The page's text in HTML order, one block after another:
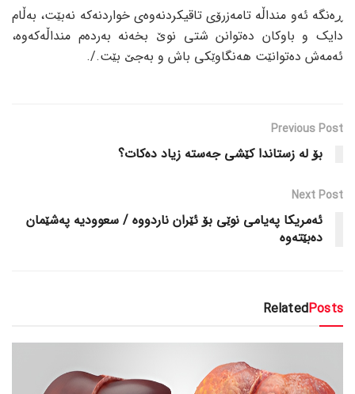
ڕەنگە ئەو منداڵە تامەزرۆی تاقیکردنەوەی خواردنەکە نەبێت، بەڵام
دایک و باوکان دەتوانن شتی نوێ بخەنە بەردەم منداڵەکەوە،
ئەمەش دەتوانێت هەنگاوێکی باش و بەجێ بێت./.
Previous Post
بۆ لە زستاندا کێشی جەستە زیاد دەکات؟
Next Post
ئەمریکا پەیامی نوێی بۆ ئێران ناردووە / سعوودیە پەشێمان
دەبێتەوە
RelatedPosts